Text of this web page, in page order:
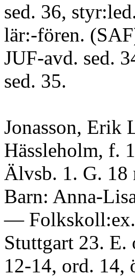
sed. 36,
lär:-fören.
JUF-avd. sed.
sed. 35.
Jonasson, Erik
Hässleholm, f.
Älvsb. 1. G. 18
Barn: Anna-
— Folkskoll:ex.
Stuttgart 23.
12-14, ord. 14,